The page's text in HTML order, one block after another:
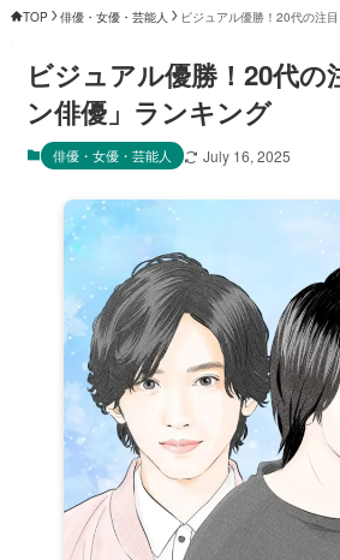
TOP 俳優・女優・芸能人 ビジュアル優勝！20代の注
ビジュアル優勝！20代の
ン俳優」ランキング
俳優・女優・芸能人 July 16, 2025